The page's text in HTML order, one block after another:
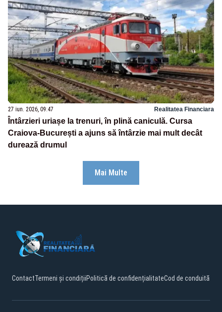
27 iun. 2026, 09:47 Realitatea Financiara
Întârzieri uriașe la trenuri, în plină caniculă. Cursa
Craiova-București a ajuns să întârzie mai mult decât
durează drumul
Mai Multe
ContactTermeni și condițiiPolitică de confidențialitateCod de conduită